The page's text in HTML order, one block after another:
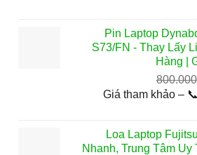
Pin Laptop
S73/FN - Thay Lấy
Hàng |
800.000
Giá tham khảo –
Loa Laptop
Nhanh, Trung Tâm Uy